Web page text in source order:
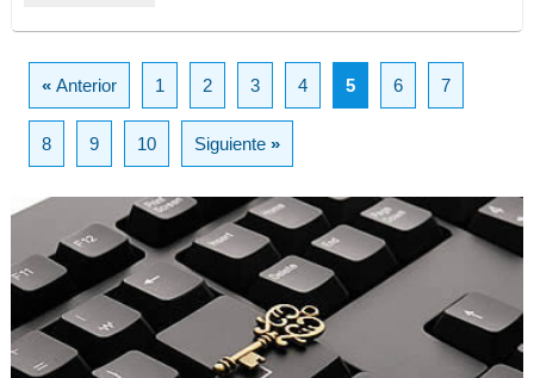
«Anterior 1 2 3 4 5 6 7
8 9 10 Siguiente»